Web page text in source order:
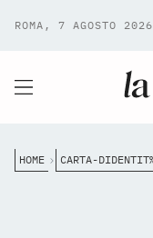
ROMA, 7 AGOSTO 2026
HOME